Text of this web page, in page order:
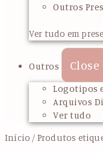
Outros
Ver tudo em
Outros
Logotipos
Arquivos
Ver tudo
Início / Produtos